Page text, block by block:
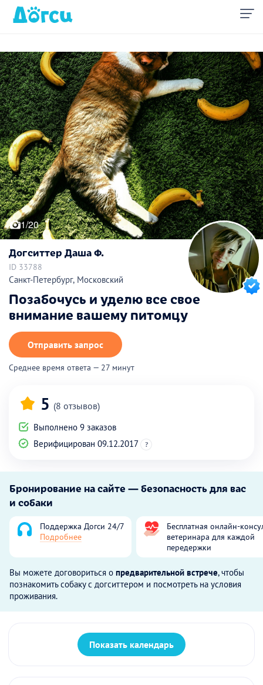
1/20
Догситтер Даша Ф.
ID 33788
Санкт-Петербург, Московский
Позабочусь и уделю все свое
внимание вашему питомцу
Отправить запрос
Среднее время ответа — 27 минут
5 (8 отзывов)
Выполнено 9 заказов
Верифицирован 09.12.2017
?
Бронирование на сайте — безопасность для вас
и собаки
Поддержка Догси 24/7
Подробнее
Бесплатная онлайн-
ветеринара для каждой
передержки
Вы можете договориться о предварительной встрече, чтобы
познакомить собаку с догситтером и посмотреть на условия
проживания.
Показать календарь